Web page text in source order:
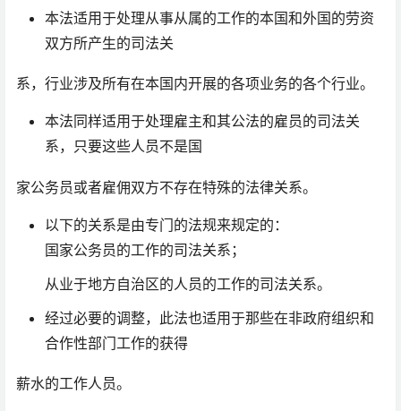
本法适用于处理从事从属的工作的本国和外国的劳资
双方所产生的司法关
系，行业涉及所有在本国内开展的各项业务的各个行业。
本法同样适用于处理雇主和其公法的雇员的司法关
系，只要这些人员不是国
家公务员或者雇佣双方不存在特殊的法律关系。
以下的关系是由专门的法规来规定的：
国家公务员的工作的司法关系；
从业于地方自治区的人员的工作的司法关系。
经过必要的调整，此法也适用于那些在非政府组织和
合作性部门工作的获得
薪水的工作人员。